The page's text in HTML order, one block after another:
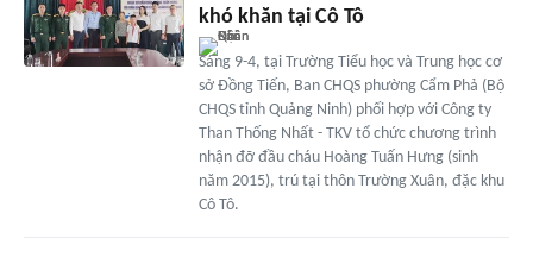
khó khăn tại Cô Tô
Sáng 9-4, tại Trường Tiểu học và Trung học cơ
sở Đồng Tiến, Ban CHQS phường Cẩm Phả (Bộ
CHQS tỉnh Quảng Ninh) phối hợp với Công ty
Than Thống Nhất - TKV tổ chức chương trình
nhận đỡ đầu cháu Hoàng Tuấn Hưng (sinh
năm 2015), trú tại thôn Trường Xuân, đặc khu
Cô Tô.